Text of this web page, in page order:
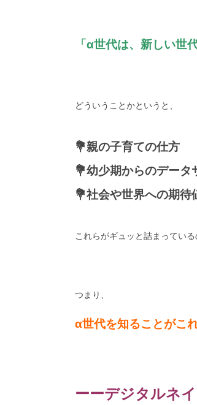
「α世代は、新しい世
どういうことかというと、
💐親の子育ての仕方
💐幼少期からのデータ
💐社会や世界への期待
これらがギュッと詰まっている
つまり、
α世代を知ることがこ
ーーデジタルネ